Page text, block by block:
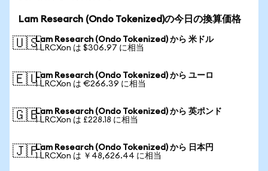
Lam Research (Ondo Tokenized)の今日の換算価格
🇺🇸Lam Research (Ondo Tokenized) から 米ドル
1 LRCXon は $306.97 に相当
🇪🇺Lam Research (Ondo Tokenized) から ユーロ
1 LRCXon は €266.39 に相当
🇬🇧Lam Research (Ondo Tokenized) から 英ポンド
1 LRCXon は £228.18 に相当
🇯🇵Lam Research (Ondo Tokenized) から 日本円
1 LRCXon は ￥48,626.44 に相当